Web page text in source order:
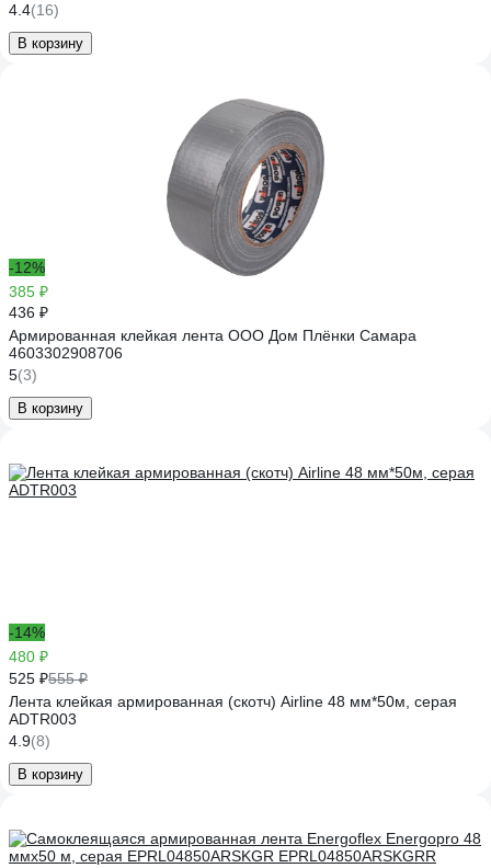
4.4(16)
В корзину
-12%
385 ₽
436 ₽
Армированная клейкая лента ООО Дом Плёнки Самара
4603302908706
5(3)
В корзину
-14%
480 ₽
525 ₽555 ₽
Лента клейкая армированная (скотч) Airline 48 мм*50м, серая
ADTR003
4.9(8)
В корзину